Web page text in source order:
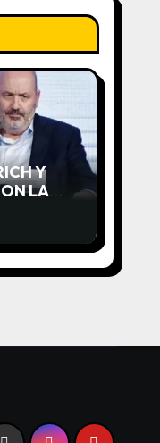
Y
LA